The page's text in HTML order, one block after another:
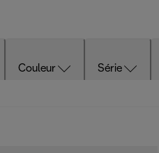
Couleur Série